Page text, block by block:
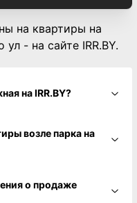
на квартиры на
- на сайте IRR.BY.
Как продать квартиру двухэтажная на IRR.BY?
на
о продаже